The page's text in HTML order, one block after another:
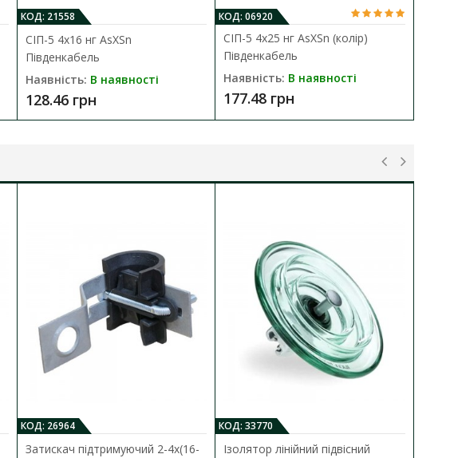
КОД: 21558
СІП-5 4х16 нг AsXSn
Південкабель
Наявність: В наявності
128.46 грн
КОД: 06920
СІП-5 4х25 нг AsXSn (колір)
Південкабель
Наявність: В наявності
177.48 грн
КОД: 26964
Затискач підтримуючий 2-4х(16-
КОД: 33770
Ізолятор лінійний підвісний